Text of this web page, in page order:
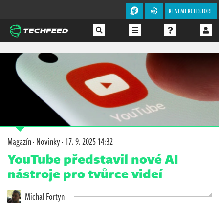
REALMERCH.STORE
Magazín
Videa
Magazín·Novinky·17. 9. 2025 14:32
YouTube představil nové AI
nástroje pro tvůrce videí
Michal Fortyn